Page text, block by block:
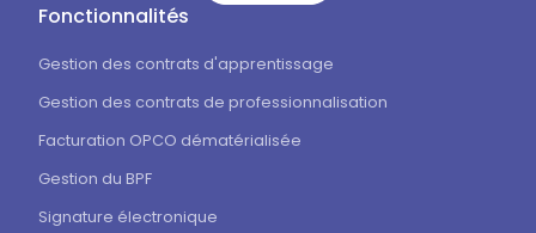
Fonctionnalités
Gestion des contrats d'apprentissage
Gestion des contrats de professionnalisation
Facturation OPCO dématérialisée
Gestion du BPF
Signature électronique